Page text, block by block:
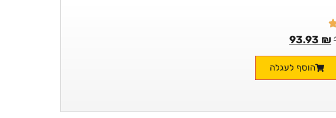
93.93 ₪
הוסף לעגלה